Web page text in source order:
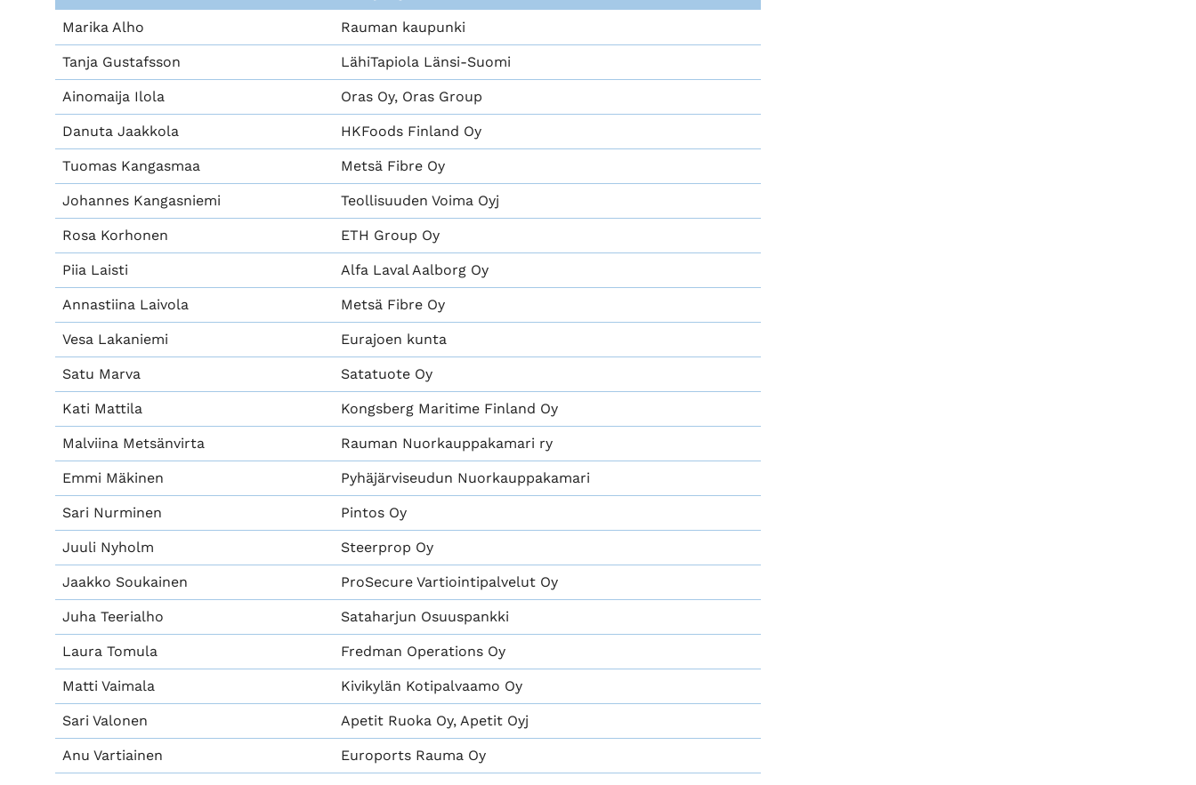
Marika Alho Rauman kaupunki
Tanja Gustafsson LähiTapiola Länsi-Suomi
Ainomaija Ilola Oras Oy, Oras Group
Danuta Jaakkola HKFoods Finland Oy
Tuomas Kangasmaa Metsä Fibre Oy
Johannes Kangasniemi Teollisuuden Voima Oyj
Rosa Korhonen ETH Group Oy
Piia Laisti Alfa Laval Aalborg Oy
Annastiina Laivola Metsä Fibre Oy
Vesa Lakaniemi Eurajoen kunta
Satu Marva Satatuote Oy
Kati Mattila Kongsberg Maritime Finland Oy
Malviina Metsänvirta Rauman Nuorkauppakamari ry
Emmi Mäkinen Pyhäjärviseudun Nuorkauppakamari
Sari Nurminen Pintos Oy
Juuli Nyholm Steerprop Oy
Jaakko Soukainen ProSecure Vartiointipalvelut Oy
Juha Teerialho Sataharjun Osuuspankki
Laura Tomula Fredman Operations Oy
Matti Vaimala Kivikylän Kotipalvaamo Oy
Sari Valonen Apetit Ruoka Oy, Apetit Oyj
Anu Vartiainen Euroports Rauma Oy